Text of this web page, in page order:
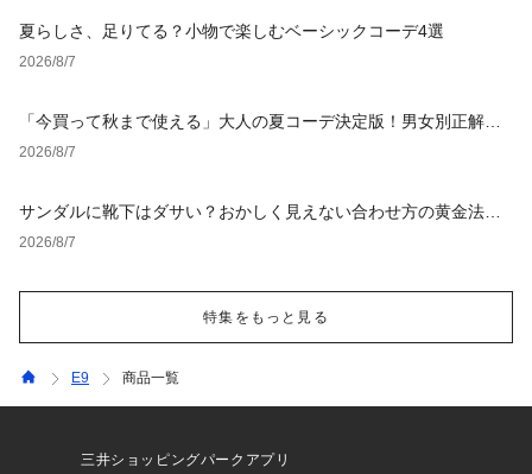
夏らしさ、足りてる？小物で楽しむベーシックコーデ4選
2026/8/7
「今買って秋まで使える」大人の夏コーデ決定版！男女別正解ス
タイルとNGな着こなし
2026/8/7
サンダルに靴下はダサい？おかしく見えない合わせ方の黄金法則
と男女別おすすめコーデ
2026/8/7
特集をもっと見る
E9 商品一覧
三井ショッピングパークアプリ